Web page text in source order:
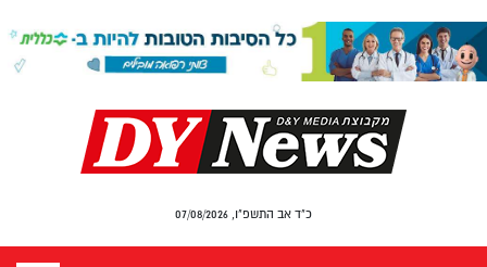
כ"ד אב התשפ"ו, 07/08/2026